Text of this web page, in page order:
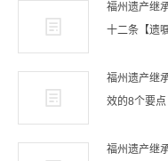
福州遗产继
十二条【遗
福州遗产继
效的8个要点
福州遗产继